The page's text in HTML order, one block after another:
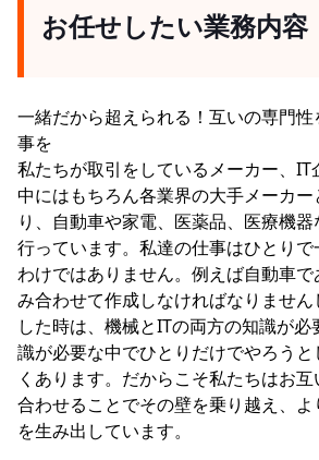
お任せしたい業務内容
一緒だから超えられる！互いの専門
事を
私たちが取引をしているメーカー、
中にはもちろん各業界の大手メーカ
り、自動車や家電、医薬品、医療機
行っています。私達の仕事はひとり
わけではありません。例えば自動車
み合わせて作成しなければなりませ
した時は、機械とITの両方の知識が
識が必要な中でひとりだけでやろう
くあります。だからこそ私たちはお
合わせることでその壁を乗り越え、
を生み出しています。